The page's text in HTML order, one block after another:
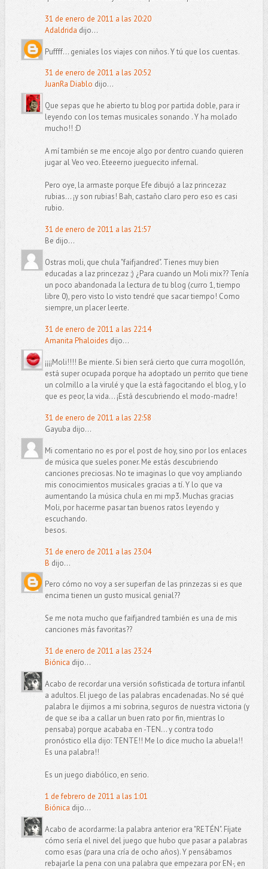
31 de enero de 2011 a las 20:20
Adaldrida dijo...
Puffff... geniales los viajes con niños. Y tú que los cuentas.
31 de enero de 2011 a las 20:52
JuanRa Diablo dijo...
Que sepas que he abierto tu blog por partida doble, para ir
leyendo con los temas musicales sonando . Y ha molado
mucho!! :D
A mí también se me encoje algo por dentro cuando quieren
jugar al Veo veo. Eteeerno jueguecito infernal.
Pero oye, la armaste porque Efe dibujó a laz princezaz
rubias... ¡y son rubias! Bah, castaño claro pero eso es casi
rubio.
31 de enero de 2011 a las 21:57
Be dijo...
Ostras moli, que chula "faifjandred". Tienes muy bien
educadas a laz princezaz ;) ¿Para cuando un Moli mix?? Tenía
un poco abandonada la lectura de tu blog (curro 1, tiempo
libre 0), pero visto lo visto tendré que sacar tiempo! Como
siempre, un placer leerte.
31 de enero de 2011 a las 22:14
Amanita Phaloides dijo...
¡¡¡¡Moli!!!! Be miente. Si bien será cierto que curra mogollón,
está super ocupada porque ha adoptado un perrito que tiene
un colmillo a la virulé y que la está fagocitando el blog, y lo
que es peor, la vida... ¡Está descubriendo el modo-madre!
31 de enero de 2011 a las 22:58
Gayuba dijo...
Mi comentario no es por el post de hoy, sino por los enlaces
de música que sueles poner. Me estás descubriendo
canciones preciosas. No te imaginas lo que voy ampliando
mis conocimientos musicales gracias a tí. Y lo que va
aumentando la música chula en mi mp3. Muchas gracias
Moli, por hacerme pasar tan buenos ratos leyendo y
escuchando.
besos.
31 de enero de 2011 a las 23:04
B dijo...
Pero cómo no voy a ser superfan de las prinzezas si es que
encima tienen un gusto musical genial??
Se me nota mucho que faifjandred también es una de mis
canciones más favoritas??
31 de enero de 2011 a las 23:24
Biónica dijo...
Acabo de recordar una versión sofisticada de tortura infantil
a adultos. El juego de las palabras encadenadas. No sé qué
palabra le dijimos a mi sobrina, seguros de nuestra victoria (y
de que se iba a callar un buen rato por fin, mientras lo
pensaba) porque acababa en -TEN... y contra todo
pronóstico ella dijo: TENTE!! Me lo dice mucho la abuela!!
Es una palabra!!
Es un juego diabólico, en serio.
1 de febrero de 2011 a las 1:01
Biónica dijo...
Acabo de acordarme: la palabra anterior era "RETÉN". Fíjate
cómo sería el nivel del juego que hubo que pasar a palabras
como esas (para una cría de ocho años). Y pensábamos
rebajarle la pena con una palabra que empezara por EN-, en